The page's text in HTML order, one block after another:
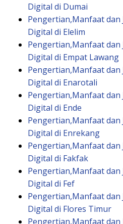
Digital di Dumai
Pengertian,Manfaat dan
Digital di Elelim
Pengertian,Manfaat dan
Digital di Empat Lawang
Pengertian,Manfaat dan
Digital di Enarotali
Pengertian,Manfaat dan
Digital di Ende
Pengertian,Manfaat dan
Digital di Enrekang
Pengertian,Manfaat dan
Digital di Fakfak
Pengertian,Manfaat dan
Digital di Fef
Pengertian,Manfaat dan
Digital di Flores Timur
Pengertian,Manfaat dan